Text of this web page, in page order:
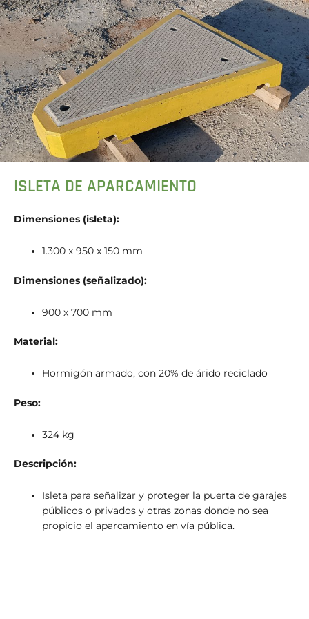
ISLETA DE APARCAMIENTO
Dimensiones (isleta):
1.300 x 950 x 150 mm
Dimensiones (señalizado):
900 x 700 mm
Material:
Hormigón armado, con 20% de árido reciclado
Peso:
324 kg
Descripción:
Isleta para señalizar y proteger la puerta de garajes
públicos o privados y otras zonas donde no sea
propicio el aparcamiento en vía pública.